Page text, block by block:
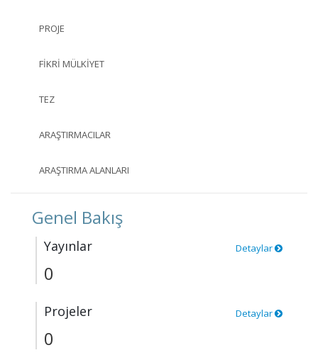
PROJE
FIKRI MÜLKIYET
TEZ
ARAŞTIRMACILAR
ARAŞTIRMA ALANLARI
Genel Bakış
Yayınlar Detaylar
0
Projeler Detaylar
0